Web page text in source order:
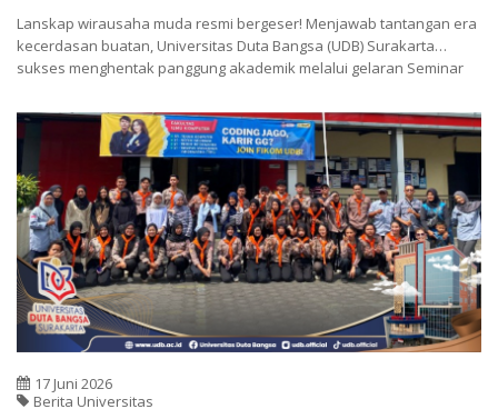
Internasional Kewirausahaan 2026
Lanskap wirausaha muda resmi bergeser! Menjawab tantangan era
kecerdasan buatan, Universitas Duta Bangsa (UDB) Surakarta
sukses menghentak panggung akademik melalui gelaran Seminar
17 Juni 2026
Berita Universitas